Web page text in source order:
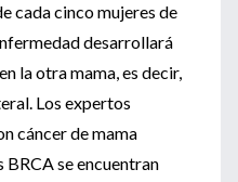
cada cinco mujeres de
desarrollará
la otra mama, es decir,
Los expertos
cáncer de mama
se encuentran